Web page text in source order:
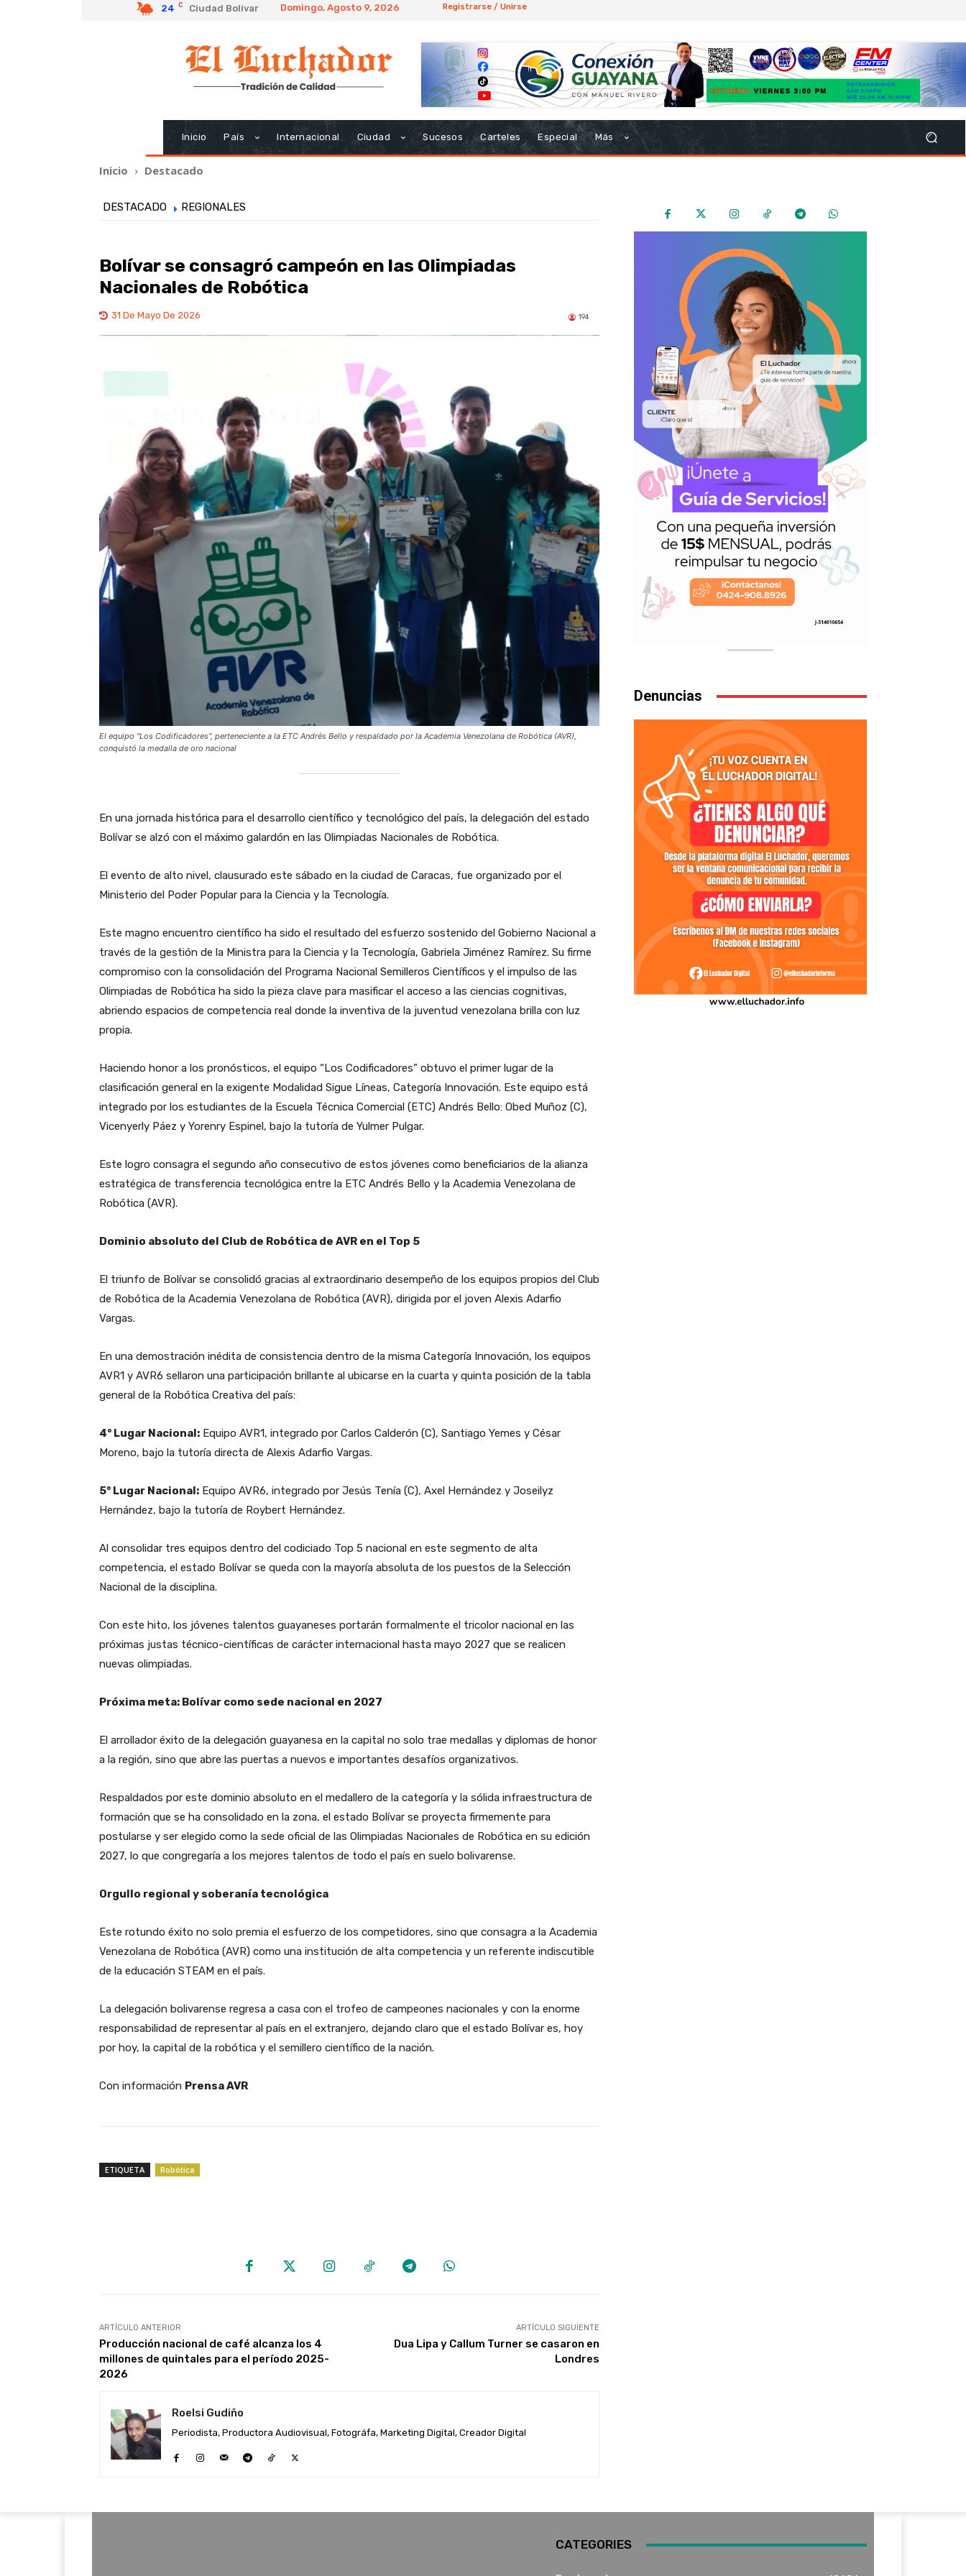
24 C Ciudad Bolivar Domingo, Agosto 9, 2026 Registrarse / Unirse
Inicio País Internacional Ciudad Sucesos Carteles Especial Más
Inicio Destacado
DESTACADO REGIONALES
Bolívar se consagró campeón en las Olimpiadas
Nacionales de Robótica
31 De Mayo De 2026 194
El equipo "Los Codificadores", perteneciente a la ETC Andrés Bello y respaldado por la Academia Venezolana de Robótica (AVR),
conquistó la medalla de oro nacional
En una jornada histórica para el desarrollo científico y tecnológico del país, la delegación del estado
Bolívar se alzó con el máximo galardón en las Olimpiadas Nacionales de Robótica.
El evento de alto nivel, clausurado este sábado en la ciudad de Caracas, fue organizado por el
Ministerio del Poder Popular para la Ciencia y la Tecnología.
Este magno encuentro científico ha sido el resultado del esfuerzo sostenido del Gobierno Nacional a
través de la gestión de la Ministra para la Ciencia y la Tecnología, Gabriela Jiménez Ramírez. Su firme
compromiso con la consolidación del Programa Nacional Semilleros Científicos y el impulso de las
Olimpiadas de Robótica ha sido la pieza clave para masificar el acceso a las ciencias cognitivas,
abriendo espacios de competencia real donde la inventiva de la juventud venezolana brilla con luz
propia.
Haciendo honor a los pronósticos, el equipo “Los Codificadores” obtuvo el primer lugar de la
clasificación general en la exigente Modalidad Sigue Líneas, Categoría Innovación. Este equipo está
integrado por los estudiantes de la Escuela Técnica Comercial (ETC) Andrés Bello: Obed Muñoz (C),
Vicenyerly Páez y Yorenry Espinel, bajo la tutoría de Yulmer Pulgar.
Este logro consagra el segundo año consecutivo de estos jóvenes como beneficiarios de la alianza
estratégica de transferencia tecnológica entre la ETC Andrés Bello y la Academia Venezolana de
Robótica (AVR).
Dominio absoluto del Club de Robótica de AVR en el Top 5
El triunfo de Bolívar se consolidó gracias al extraordinario desempeño de los equipos propios del Club
de Robótica de la Academia Venezolana de Robótica (AVR), dirigida por el joven Alexis Adarfio
Vargas.
En una demostración inédita de consistencia dentro de la misma Categoría Innovación, los equipos
AVR1 y AVR6 sellaron una participación brillante al ubicarse en la cuarta y quinta posición de la tabla
general de la Robótica Creativa del país:
4° Lugar Nacional: Equipo AVR1, integrado por Carlos Calderón (C), Santiago Yemes y César
Moreno, bajo la tutoría directa de Alexis Adarfio Vargas.
5° Lugar Nacional: Equipo AVR6, integrado por Jesús Tenía (C), Axel Hernández y Joseilyz
Hernández, bajo la tutoría de Roybert Hernández.
Al consolidar tres equipos dentro del codiciado Top 5 nacional en este segmento de alta
competencia, el estado Bolívar se queda con la mayoría absoluta de los puestos de la Selección
Nacional de la disciplina.
Con este hito, los jóvenes talentos guayaneses portarán formalmente el tricolor nacional en las
próximas justas técnico-científicas de carácter internacional hasta mayo 2027 que se realicen
nuevas olimpiadas.
Próxima meta: Bolívar como sede nacional en 2027
El arrollador éxito de la delegación guayanesa en la capital no solo trae medallas y diplomas de honor
a la región, sino que abre las puertas a nuevos e importantes desafíos organizativos.
Respaldados por este dominio absoluto en el medallero de la categoría y la sólida infraestructura de
formación que se ha consolidado en la zona, el estado Bolívar se proyecta firmemente para
postularse y ser elegido como la sede oficial de las Olimpiadas Nacionales de Robótica en su edición
2027, lo que congregaría a los mejores talentos de todo el país en suelo bolivarense.
Orgullo regional y soberanía tecnológica
Este rotundo éxito no solo premia el esfuerzo de los competidores, sino que consagra a la Academia
Venezolana de Robótica (AVR) como una institución de alta competencia y un referente indiscutible
de la educación STEAM en el país.
La delegación bolivarense regresa a casa con el trofeo de campeones nacionales y con la enorme
responsabilidad de representar al país en el extranjero, dejando claro que el estado Bolívar es, hoy
por hoy, la capital de la robótica y el semillero científico de la nación.
Con información Prensa AVR
ETIQUETA Robótica
ARTÍCULO ANTERIOR
Producción nacional de café alcanza los 4
millones de quintales para el período 2025-
2026
ARTÍCULO SIGUIENTE
Dua Lipa y Callum Turner se casaron en
Londres
Roelsi Gudiño
Periodista, Productora Audiovisual, Fotográfa, Marketing Digital, Creador Digital
Denuncias
CATEGORIES